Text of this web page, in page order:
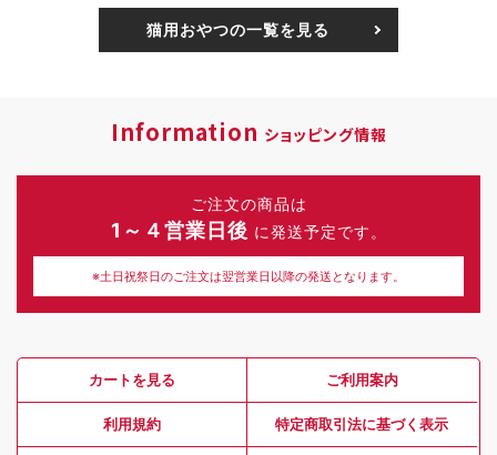
猫用おやつの一覧を見る
Information ショッピング情報
ご注文の商品は
1～４営業日後 に発送予定です。
※土日祝祭日のご注文は翌営業日以降の発送となります。
カートを見る ご利用案内
利用規約 特定商取引法に基づく表示